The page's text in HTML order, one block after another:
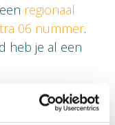
regionaal
06 nummer.
heb je al een
en privé